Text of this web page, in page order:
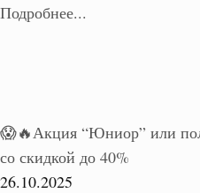
Подробнее...
😱🔥Акция “Юниор” или
со скидкой до 40%
26.10.2025